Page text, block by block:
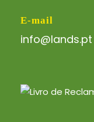
E-mail
info@lands.pt